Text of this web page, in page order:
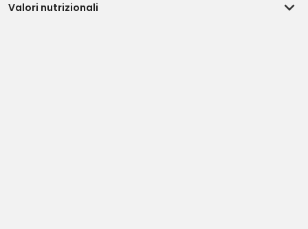
Valori nutrizionali